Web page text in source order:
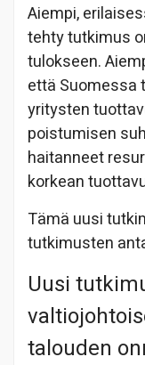
Aiempi,
tehty tutkimus
tulokseen.
että Suomessa
yritysten
poistumisen
haitanneet re
korkean
Tämä uusi
tutkimusten
Uusi
talouden